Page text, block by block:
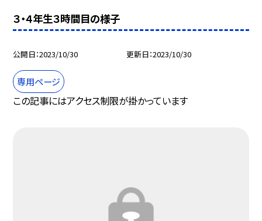
３・４年生３時間目の様子
公開日 2023/10/30 更新日 2023/10/30
専用ページ
この記事にはアクセス制限が掛かっています